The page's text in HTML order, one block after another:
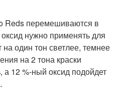
Reds перемешиваются в
нужно применять для
на один тон светлее, темнее
на 2 тона краски
а 12 %-ный оксид подойдет